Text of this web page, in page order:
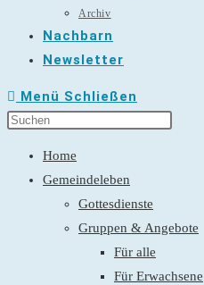
Archiv
Nachbarn
Newsletter
Menü Schließen
Home
Gemeindeleben
Gottesdienste
Gruppen & Angebote
Für alle
Für Erwachsene